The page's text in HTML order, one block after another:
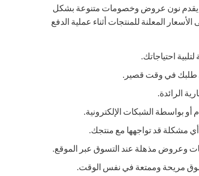
يقدم نون عروض وخصومات متنوعة بشكل
المعلنة للمنتجات أثناء عملية الدفع
احتياجاتك.
طلبك في وقت قصير.
الرائدة.
أو بواسطة الشبكات الإلكترونية.
مشكلة قد تواجهها مع منتجك.
وعروض مذهلة عند التسوق عبر الموقع.
تسوق مريحة وممتعة في نفس الوقت.